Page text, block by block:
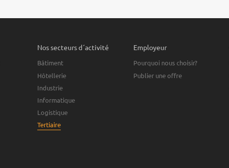
Nos secteurs d´activité
Bâtiment
Hôtellerie
Industrie
Informatique
Logistique
Tertiaire
Employeur
Pourquoi nous choisir?
Publier une offre